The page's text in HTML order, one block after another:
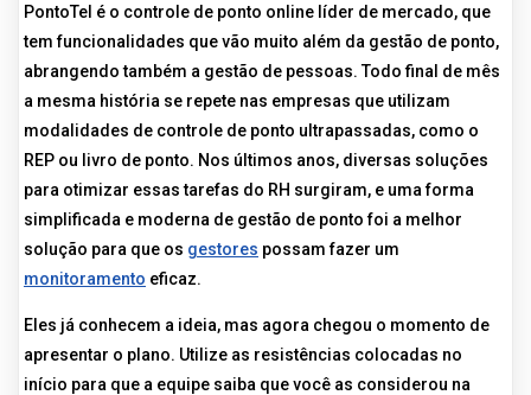
PontoTel é o controle de ponto online líder de mercado, que
tem funcionalidades que vão muito além da gestão de ponto,
abrangendo também a gestão de pessoas. Todo final de mês
a mesma história se repete nas empresas que utilizam
modalidades de controle de ponto ultrapassadas, como o
REP ou livro de ponto. Nos últimos anos, diversas soluções
para otimizar essas tarefas do RH surgiram, e uma forma
simplificada e moderna de gestão de ponto foi a melhor
solução para que os gestores possam fazer um
monitoramento eficaz.
Eles já conhecem a ideia, mas agora chegou o momento de
apresentar o plano. Utilize as resistências colocadas no
início para que a equipe saiba que você as considerou na